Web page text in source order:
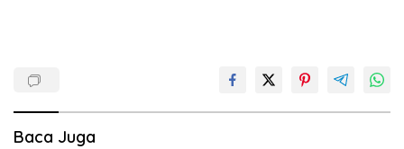
Baca Juga